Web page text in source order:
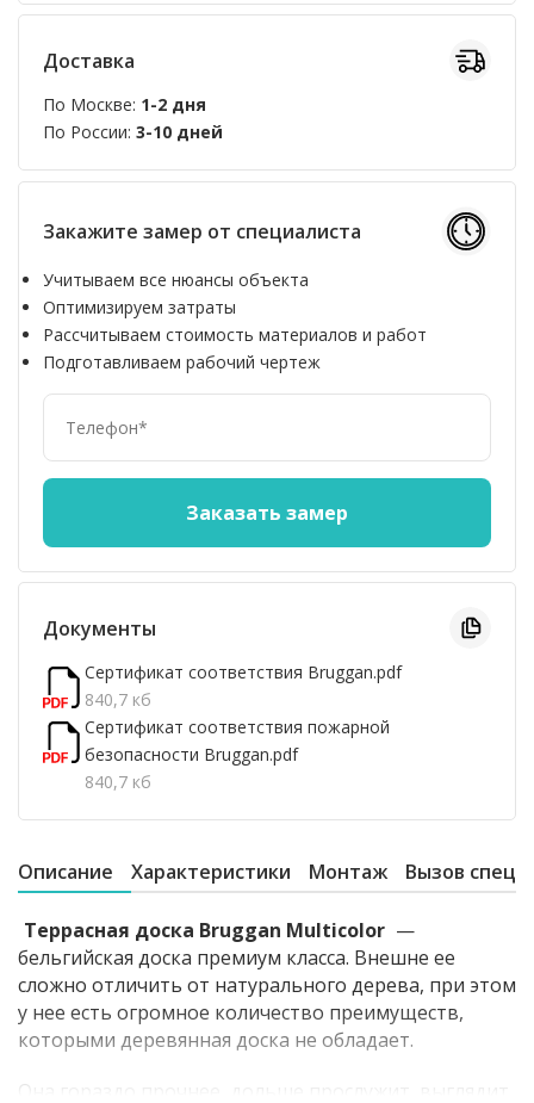
Доставка
По Москве: 1-2 дня
По России: 3-10 дней
Закажите замер от специалиста
Учитываем все нюансы объекта
Оптимизируем затраты
Рассчитываем стоимость материалов и работ
Подготавливаем рабочий чертеж
Документы
Сертификат соответствия Bruggan.pdf
840,7 кб
Сертификат соответствия пожарной
безопасности Bruggan.pdf
840,7 кб
Описание Характеристики Монтаж Вызов
Террасная доска Bruggan Multicolor —
бельгийская доска премиум класса. Внешне ее
сложно отличить от натурального дерева, при этом
у нее есть огромное количество преимуществ,
которыми деревянная доска не обладает.
Она гораздо прочнее, дольше прослужит, выглядит